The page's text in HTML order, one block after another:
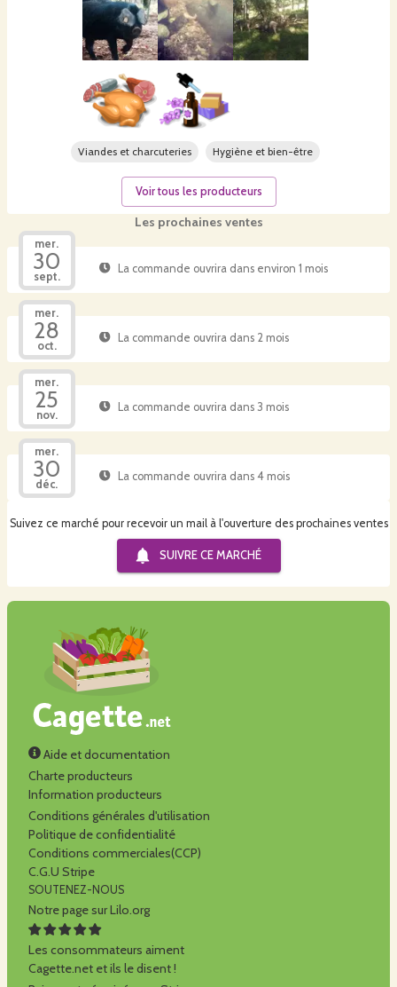
Les prochaines ventes
mer.
30
sept.
La commande ouvrira dans environ 1 mois
mer.
28
oct.
La commande ouvrira dans 2 mois
mer.
25
nov.
La commande ouvrira dans 3 mois
mer.
30
déc.
La commande ouvrira dans 4 mois
Suivez ce marché pour recevoir un mail à l'ouverture des prochaines ventes
SUIVRE CE MARCHÉ
Viandes et charcuteries Hygiène et bien-être
Voir tous les producteurs
Aide et documentation
Charte producteurs
Information producteurs
Conditions générales d'utilisation
Politique de confidentialité
Conditions commerciales(CCP)
C.G.U Stripe
SOUTENEZ-NOUS
Notre page sur Lilo.org
Les consommateurs aiment
Cagette.net et ils le disent !